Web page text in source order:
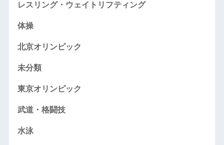
レスリング・ウェイトリフティング
体操
北京オリンピック
未分類
東京オリンピック
武道・格闘技
水泳